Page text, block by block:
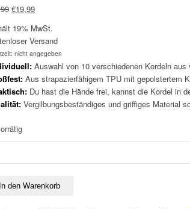
Ursprünglicher
war:
€29,99
€19,99Aktueller
ist:
€19,99.
19% MwSt.
Versand
nicht angegeben
Auswahl von 10 verschiedenen Kordeln
Aus strapazierfähigem TPU mit gepolstertem
Du hast die Hände frei, kannst die Kordel in
Vergilbungsbeständiges und griffiges Material
In den Warenkorb